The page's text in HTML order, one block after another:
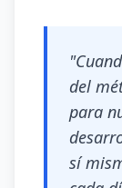
del
para
sí